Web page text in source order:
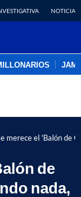
NOTICIAS
merece el 'Balón de
de
nada,